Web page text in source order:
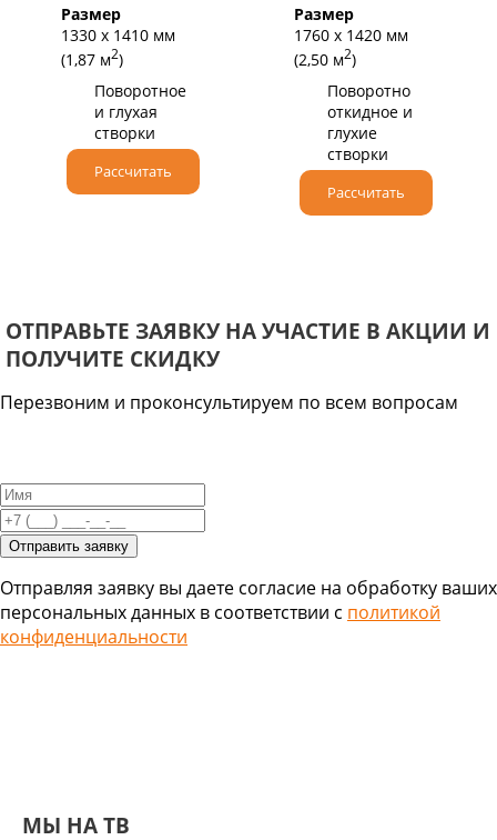
Размер
1330 х 1410 мм
(1,87 м2)
Поворотное
и глухая
створки
Рассчитать
Размер
1760 х 1420 мм
(2,50 м2)
Поворотно
откидное и
глухие
створки
Рассчитать
ОТПРАВЬТЕ ЗАЯВКУ НА УЧАСТИЕ В АКЦИИ И
ПОЛУЧИТЕ СКИДКУ
Перезвоним и проконсультируем по всем вопросам
Отправляя заявку вы даете согласие на обработку ваших
персональных данных в соответствии с политикой
конфиденциальности
МЫ НА ТВ